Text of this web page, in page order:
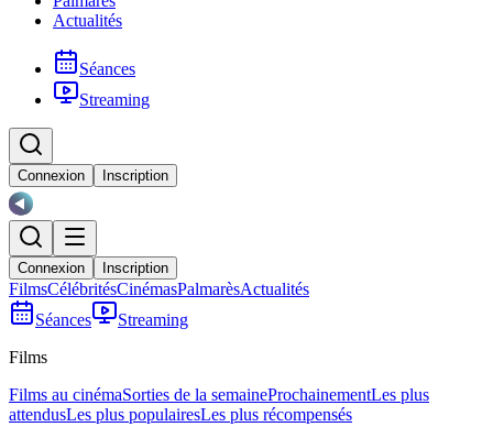
Actualités
Séances
Streaming
Connexion Inscription
Connexion Inscription
FilmsCélébritésCinémasPalmarèsActualités
Séances
Streaming
Films
Films au cinémaSorties de la semaineProchainementLes plus
attendusLes plus populairesLes plus récompensés